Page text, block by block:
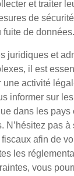
et traiter
de
de données.
juridiques et
il est
une activité
informer sur
dans les pays
N’hésitez pas à
afin de
les
vous